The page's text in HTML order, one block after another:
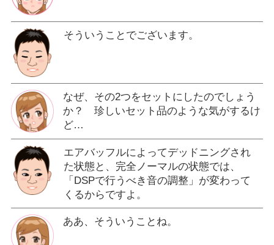
そういうことでございます。
なぜ、その2つをセットにしたのでしょう
か？ 珍しいセット品のような気がするけ
ど…
エアバッフルによってデッドニングされ
た状態と、完全ノーマルの状態では、
「DSPで行うべき音の調整」が変わって
くるからですよ。
ああ、そういうことね。